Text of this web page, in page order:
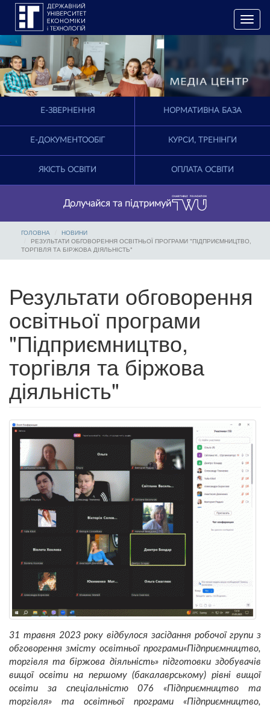
T
o
e
i
a
E-ЗВЕРНЕННЯ НОРМАТИВНА БАЗА
Е-ДОКУМЕНТООБІГ КУРСИ, ТРЕНІНГИ
ЯКІСТЬ ОСВІТИ ОПЛАТА ОСВІТИ
Долучайся та підтримуй
ГОЛОВНА
НОВИНИ
РЕЗУЛЬТАТИ ОБГОВОРЕННЯ ОСВІТНЬОЇ ПРОГРАМИ "ПІДПРИЄМНИЦТВО,
ТОРГІВЛЯ ТА БІРЖОВА ДІЯЛЬНІСТЬ"
Результати обговорення
освітньої програми
"Підприємництво,
торгівля та біржова
діяльність"
31 травня 2023 року відбулося засідання робочої групи з
обговорення змісту освітньої програми«Підприємництво,
торгівля та біржова діяльність» підготовки здобувачів
вищої освіти на першому (бакалаврському) рівні вищої
освіти за спеціальністю 076 «Підприємництво та
торгівля» та освітньої програми «Підприємництво,